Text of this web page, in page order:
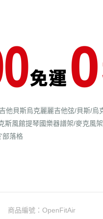
他貝斯烏克麗麗吉他弦/貝斯/烏
斯風館提琴國樂器譜架/麥克風
部落格
商品編號：OpenFitAir